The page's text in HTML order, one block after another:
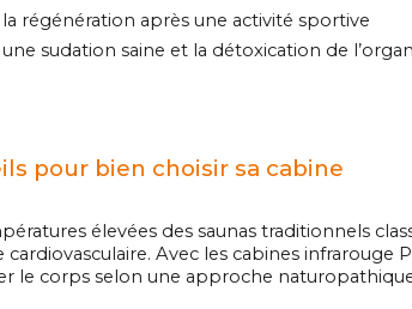
régénération après une activité sportive
sudation saine et la détoxication de
pour bien choisir sa cabine
élevées des saunas traditionnels
cardiovasculaire. Avec les cabines
le corps selon une approche